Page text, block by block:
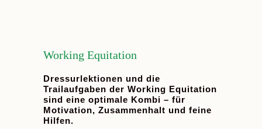
Working Equitation
Dressurlektionen und die
Trailaufgaben der Working Equitation
sind eine optimale Kombi – für
Motivation, Zusammenhalt und feine
Hilfen.